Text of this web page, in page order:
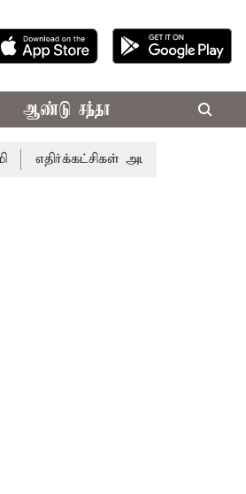
ஆண்டு சந்தா
அமளி: நாடாளுமன்ற இரு